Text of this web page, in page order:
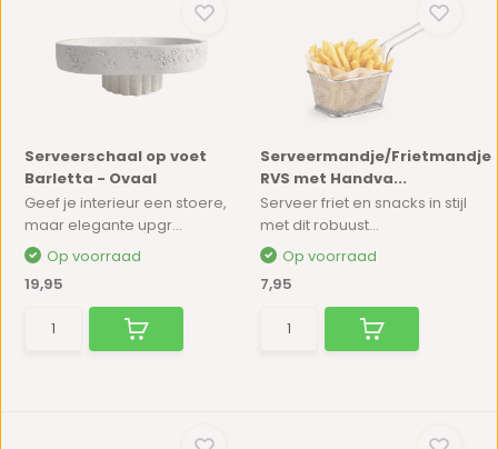
Serveerschaal op voet
Barletta - Ovaal
Geef je interieur een stoere,
maar elegante upgr...
Op voorraad
19,95
Serveermandje/Frietmandje
RVS met Handva...
Serveer friet en snacks in stijl
met dit robuust...
Op voorraad
7,95